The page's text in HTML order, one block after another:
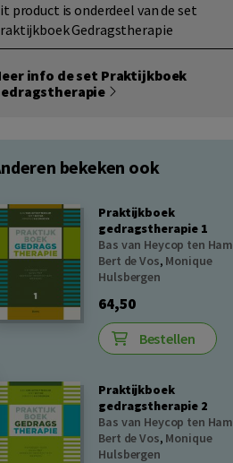
product is onderdeel van de set
Gedragstherapie
info de set Praktijkboek
bekeken ook
Praktijkboek
gedragstherapie 1
Bas van Heycop ten Ham
Bert de Vos, Monique
Hulsbergen
64,50
Bestellen
Praktijkboek
gedragstherapie 2
Bas van Heycop ten Ham
Bert de Vos, Monique
Hulsbergen